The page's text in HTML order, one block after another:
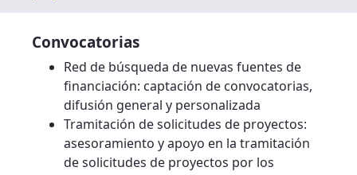
Convocatorias
Red de búsqueda de nuevas fuentes de
financiación: captación de convocatorias,
difusión general y personalizada
Tramitación de solicitudes de proyectos:
asesoramiento y apoyo en la tramitación
de solicitudes de proyectos por los